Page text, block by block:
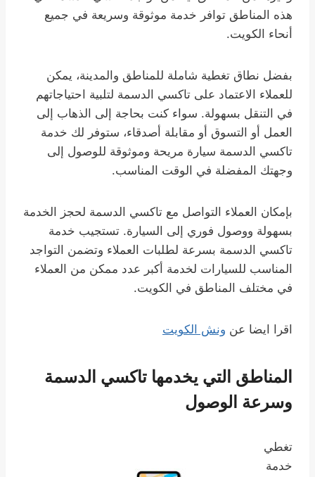
هذه المناطق توافر خدمة موثوقة وسريعة في جميع
أنحاء الكويت.
بفضل نطاق تغطية شاملة للمناطق والمدينة، يمكن
للعملاء الاعتماد على تاكسي الدسمة لتلبية احتياجاتهم
في التنقل بسهولة. سواء كنت بحاجة إلى الذهاب إلى
العمل أو التسوق أو مقابلة أصدقاء، ستوفر لك خدمة
تاكسي الدسمة سيارة مريحة وموثوقة للوصول إلى
وجهتك المفضلة في الوقت المناسب.
بإمكان العملاء التواصل مع تاكسي الدسمة لحجز الخدمة
بسهولة ووصول فوري إلى السيارة. تستجيب خدمة
تاكسي الدسمة بسرعة لطلبات العملاء وتضمن التواجد
المناسب للسيارات لخدمة أكبر عدد ممكن من العملاء
في مختلف المناطق في الكويت.
اقرا ايضا عن ونش الكويت
المناطق التي يخدمها تاكسي الدسمة
وسرعة الوصول
تغطي
خدمة